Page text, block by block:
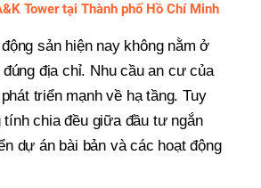
Tower tại Thành phố Hồ Chí Minh
sản hiện nay không nằm ở
địa chỉ. Nhu cầu an cư của
triển mạnh về hạ tầng. Tuy
chia đều giữa đầu tư ngắn
dự án bài bản và các hoạt động